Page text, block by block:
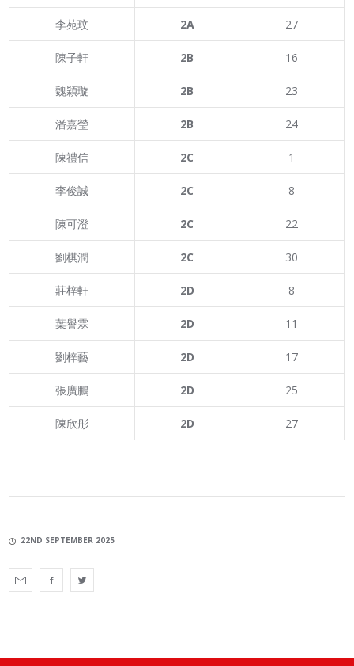
李苑玟 2A 27
陳子軒 2B 16
魏穎璇 2B 23
潘嘉瑩 2B 24
陳禮信 2C 1
李俊誠 2C 8
陳可澄 2C 22
劉棋潤 2C 30
莊梓軒 2D 8
葉譽霖 2D 11
劉梓藝 2D 17
張廣鵬 2D 25
陳欣彤 2D 27
22ND SEPTEMBER 2025